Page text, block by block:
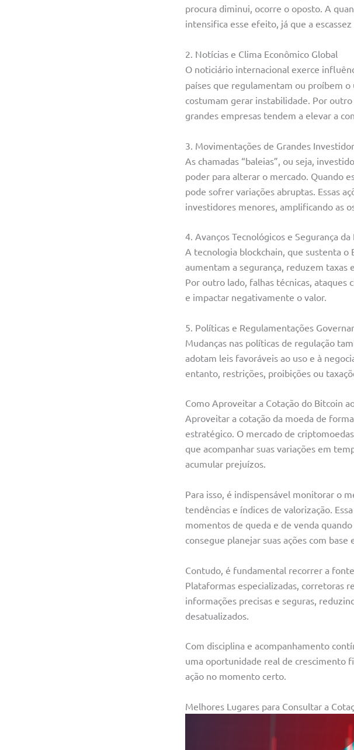
procura diminui, ocorre o oposto. A
intensifica esse efeito, já que a
2. Notícias e Clima Econômico Global
O noticiário internacional exerce
países que regulamentam ou proíbem o
costumam gerar instabilidade. Por
grandes empresas tendem a elevar a
3. Movimentações de Grandes
As chamadas “baleias”, ou seja,
poder para alterar o mercado. Quando
pode sofrer variações abruptas. Essas
investidores menores, amplificando as
4. Avanços Tecnológicos e Segurança da
A tecnologia blockchain, que sustenta o
aumentam a segurança, reduzem
Por outro lado, falhas técnicas,
e impactar negativamente o valor.
5. Políticas e Regulamentações
Mudanças nas políticas de regulação
adotam leis favoráveis ao uso e à
entanto, restrições, proibições ou
Como Aproveitar a Cotação do Bitcoin
Aproveitar a cotação da moeda de
estratégico. O mercado de
que acompanhar suas variações em
acumular prejuízos.
Para isso, é indispensável monitorar o
tendências e índices de valorização.
momentos de queda e de venda
consegue planejar suas ações com
Contudo, é fundamental recorrer a
Plataformas especializadas, corretoras
informações precisas e seguras,
desatualizados.
Com disciplina e acompanhamento
uma oportunidade real de crescimento
ação no momento certo.
Melhores Lugares para Consultar a